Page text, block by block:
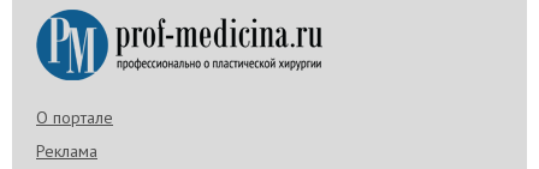
О портале
Реклама